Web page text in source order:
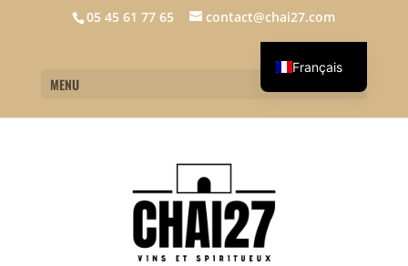
05 45 61 77 65 contact@chai27.com
MENU
Français
English